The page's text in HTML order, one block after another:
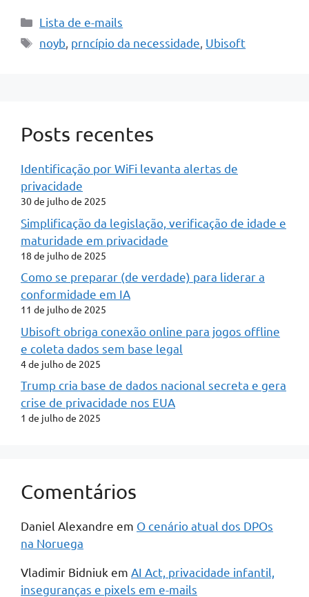
Categorias
Lista de e-mails
Tags
noyb prncípio da necessidade Ubisoft
Posts recentes
Identificação por WiFi levanta alertas de
privacidade
30 de julho de 2025
Simplificação da legislação, verificação de idade e
maturidade em privacidade
18 de julho de 2025
Como se preparar (de verdade) para liderar a
conformidade em IA
11 de julho de 2025
Ubisoft obriga conexão online para jogos offline
e coleta dados sem base legal
4 de julho de 2025
Trump cria base de dados nacional secreta e gera
crise de privacidade nos EUA
1 de julho de 2025
Comentários
Daniel Alexandre em O cenário atual dos DPOs
na Noruega
Vladimir Bidniuk em AI Act, privacidade infantil,
inseguranças e pixels em e-mails